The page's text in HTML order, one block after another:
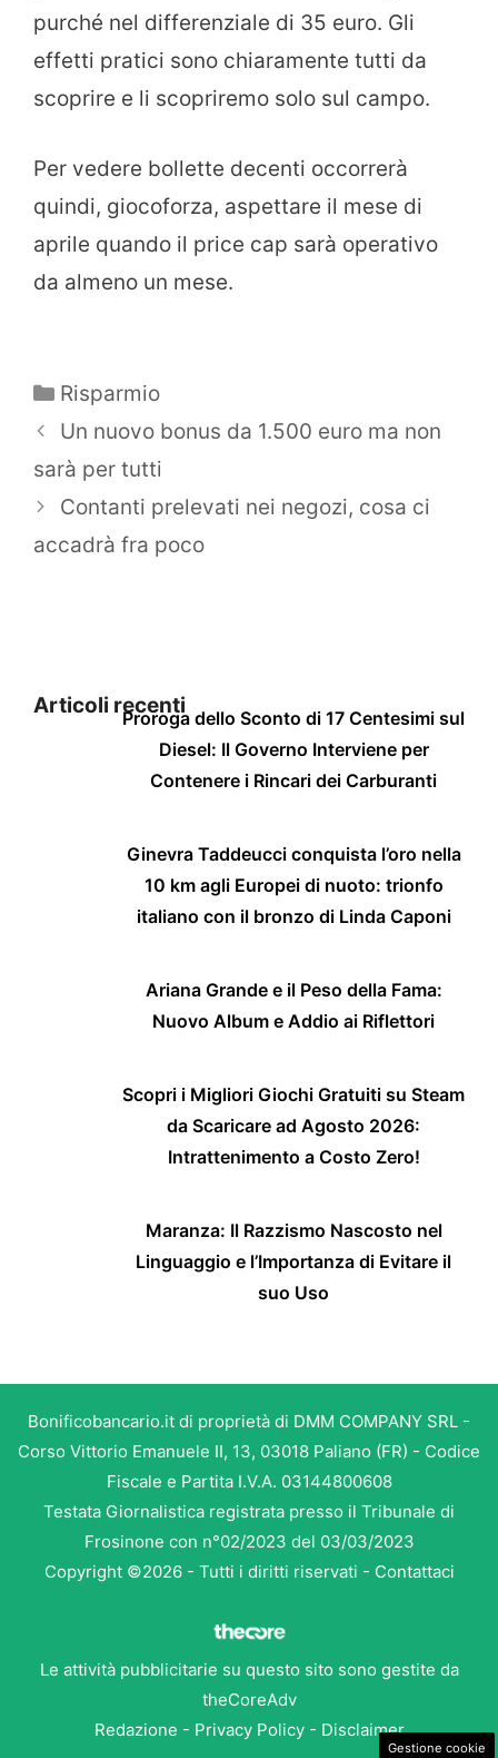
purché nel differenziale di 35 euro. Gli
effetti pratici sono chiaramente tutti da
scoprire e li scopriremo solo sul campo.
Per vedere bollette decenti occorrerà
quindi, giocoforza, aspettare il mese di
aprile quando il price cap sarà operativo
da almeno un mese.
Categorie
Risparmio
Un nuovo bonus da 1.500 euro ma non
sarà per tutti
Contanti prelevati nei negozi, cosa ci
accadrà fra poco
Articoli recentiProroga dello Sconto di 17 Centesimi sul
Diesel: Il Governo Interviene per
Contenere i Rincari dei Carburanti
Ginevra Taddeucci conquista l’oro nella
10 km agli Europei di nuoto: trionfo
italiano con il bronzo di Linda Caponi
Ariana Grande e il Peso della Fama:
Nuovo Album e Addio ai Riflettori
Scopri i Migliori Giochi Gratuiti su Steam
da Scaricare ad Agosto 2026:
Intrattenimento a Costo Zero!
Maranza: Il Razzismo Nascosto nel
Linguaggio e l’Importanza di Evitare il
suo Uso
Bonificobancario.it di proprietà di DMM COMPANY SRL -
Corso Vittorio Emanuele II, 13, 03018 Paliano (FR) - Codice
Fiscale e Partita I.V.A. 03144800608
Testata Giornalistica registrata presso il Tribunale di
Frosinone con n°02/2023 del 03/03/2023
Copyright ©2026 - Tutti i diritti riservati - Contattaci
Le attività pubblicitarie su questo sito sono gestite da
theCoreAdv
Redazione - Privacy Policy- Disclaimer
Gestione cookie